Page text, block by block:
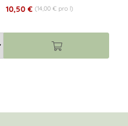
10,50 € (14,00 € pro l)